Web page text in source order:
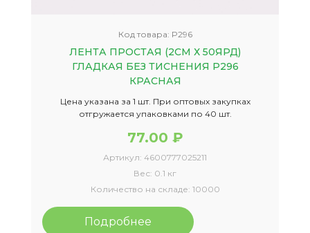
Код товара: P296
ЛЕНТА ПРОСТАЯ (2СМ Х 50ЯРД)
ГЛАДКАЯ БЕЗ ТИСНЕНИЯ P296
КРАСНАЯ
Цена указана за 1 шт. При оптовых закупках
отгружается упаковками по 40 шт.
77.00 ₽
Артикул: 4600777025211
Вес: 0.1 кг
Количество на складе: 10000
Подробнее